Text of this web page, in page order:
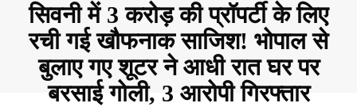
सिवनी में 3 करोड़ की प्रॉपर्टी के लिए
रची गई खौफनाक साजिश! भोपाल से
बुलाए गए शूटर ने आधी रात घर पर
बरसाई गोली, 3 आरोपी गिरफ्तार